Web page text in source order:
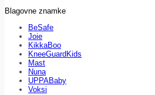
Blagovne znamke
BeSafe
Joie
KikkaBoo
KneeGuardKids
Mast
Nuna
UPPABaby
Voksi